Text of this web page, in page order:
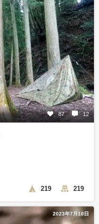
87 12
219 219
2023年7月10日